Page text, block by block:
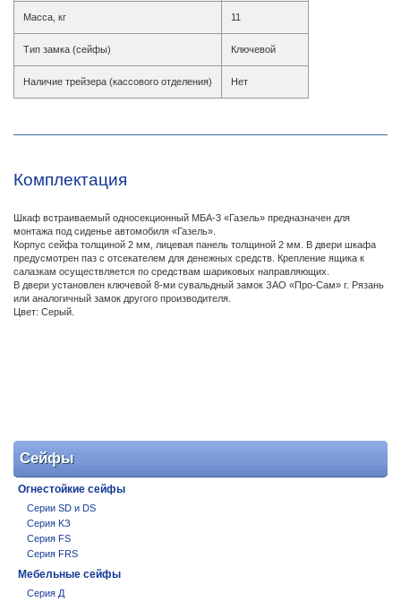
Сейфы
Огнестойкие сейфы
Cерии SD и DS
Cерия KЗ
Cерия FS
Серия FRS
Мебельные сейфы
Серия Д
Масса, кг 11
Тип замка (сейфы) Ключевой
Наличие трейзера (кассового отделения) Нет
Комплектация
Шкаф встраиваемый односекционный МБА-3 «Газель» предназначен для
монтажа под сиденье автомобиля «Газель».
Корпус сейфа толщиной 2 мм, лицевая панель толщиной 2 мм. В двери шкафа
предусмотрен паз с отсекателем для денежных средств. Крепление ящика к
салазкам осуществляется по средствам шариковых направляющих.
В двери установлен ключевой 8-ми сувальдный замок ЗАО «Про-Сам» г. Рязань
или аналогичный замок другого производителя.
Цвет: Серый.